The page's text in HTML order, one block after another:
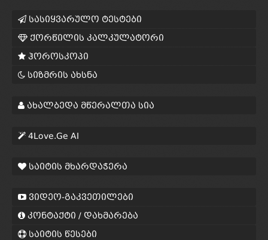
სასიყვარულო ტესტები
ქორწილის კალკულატორი
ჰოროსკოპი
სიზმრის ახსნა
ახალბედა მწერალთა სია
4Love.Ge AI
საიტის მხარდაჭერა
ვიდეო-გაკვეთილები
კონტაქტი / დახმარება
საიტის წესები